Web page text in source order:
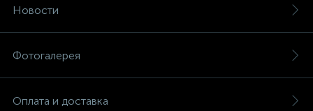
Новости
Фотогалерея
Оплата и доставка